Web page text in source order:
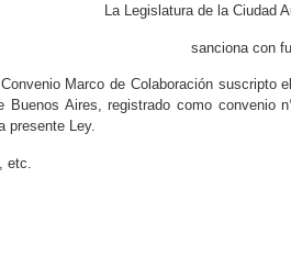
La Legislatura de la Ciudad
sanciona con
Marco de Colaboración
Buenos Aires, registrado como
presente Ley.
etc.